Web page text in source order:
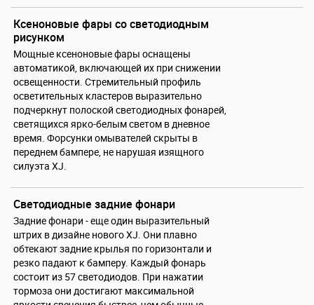
Ксеноновые фары со светодиодным
рисунком
Мощные ксеноновые фары оснащены
автоматикой, включающей их при снижении
освещенности. Стремительный профиль
осветительных кластеров выразительно
подчеркнут полоской светодиодных фонарей,
светящихся ярко-белым светом в дневное
время. Форсунки омывателей скрыты в
переднем бампере, не нарушая изящного
силуэта XJ.
Светодиодные задние фонари
Задние фонари - еще один выразительный
штрих в дизайне нового XJ. Они плавно
обтекают задние крылья по горизонтали и
резко падают к бамперу. Каждый фонарь
состоит из 57 светодиодов. При нажатии
тормоза они достигают максимальной